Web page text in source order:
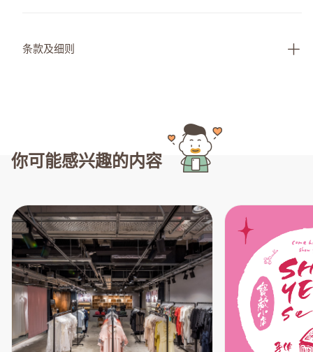
条款及细则
你可能感兴趣的内容